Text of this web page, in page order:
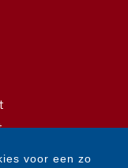
voor een zo